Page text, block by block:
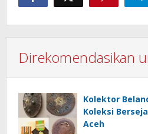
Direkomendasikan
Kolektor
Koleksi
Aceh